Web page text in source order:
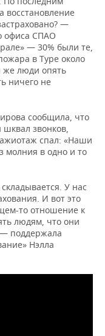
восстановление
—
офиса СПАО
— 30% были те,
в Туре около
же люди опять
ничего не
сообщила, что
звонков,
спал: «Наши
молния в одно и то
У нас
И вот это
то отношение к
людям, что они
поддержала
Нэлла